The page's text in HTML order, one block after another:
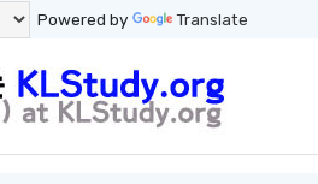
Powered by Translate